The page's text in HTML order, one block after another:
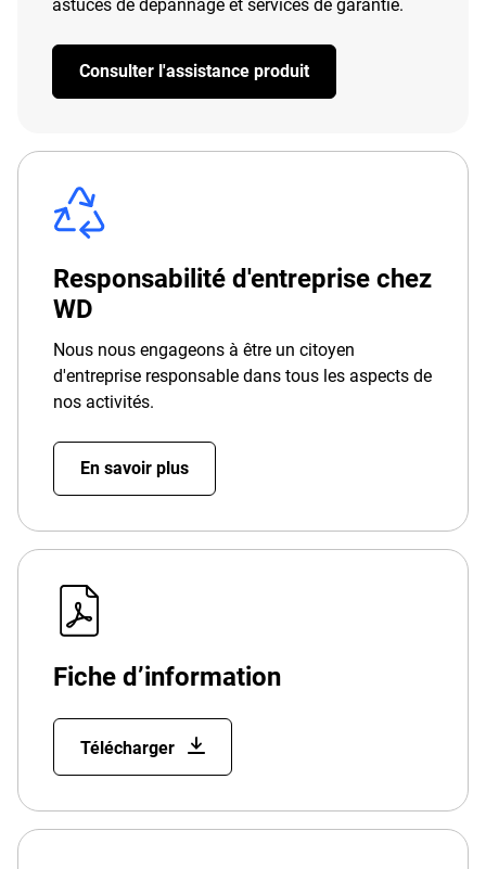
astuces de dépannage et services de garantie.
Consulter l'assistance produit
Responsabilité d'entreprise chez
WD
Nous nous engageons à être un citoyen
d'entreprise responsable dans tous les aspects de
nos activités.
En savoir plus
Fiche d’information
Télécharger